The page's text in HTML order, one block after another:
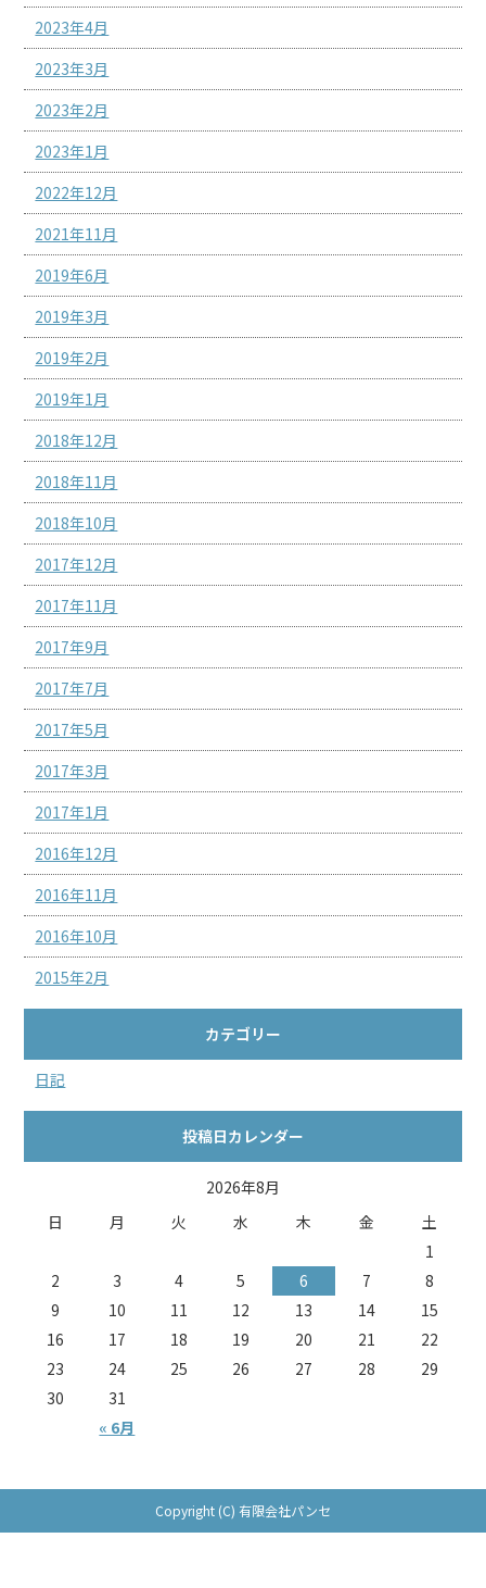
2023年4月
2023年3月
2023年2月
2023年1月
2022年12月
2021年11月
2019年6月
2019年3月
2019年2月
2019年1月
2018年12月
2018年11月
2018年10月
2017年12月
2017年11月
2017年9月
2017年7月
2017年5月
2017年3月
2017年1月
2016年12月
2016年11月
2016年10月
2015年2月
カテゴリー
日記
投稿日カレンダー
2026年8月
日
月 火 水 木 金 土
« 6月
1
2
3 4 5 6 7
8
9
10 11 12 13 14
15
16
17 18 19 20 21
22
23
24 25 26 27 28
29
30
31
Copyright (C) 有限会社パンセ